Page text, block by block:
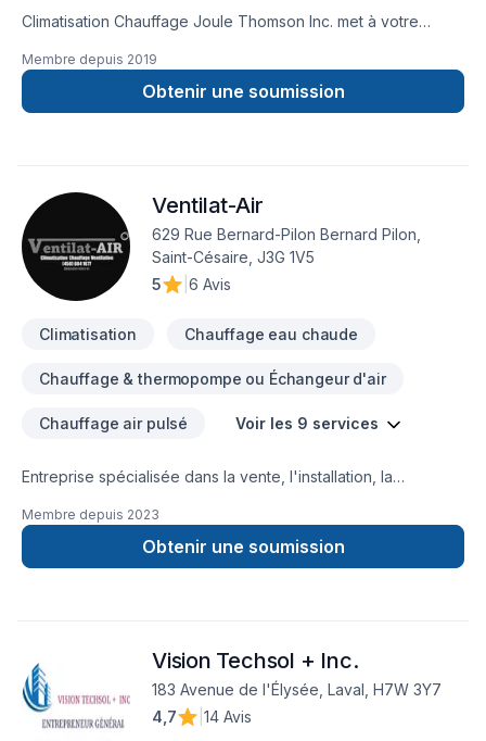
Climatisation Chauffage Joule Thomson Inc. met à votre
Climatisation pour embellir vos espaces à Eastern
Ontario,Montérégie. Grâce à notre approche centrée sur le
client, nous proposons des solutions adaptées à vos besoins
centré sur vos besoins et vos aspirations.
Membre depuis 2019
Obtenir une soumission
Ventilat-Air
629 Rue Bernard-Pilon Bernard Pilon,
Saint-Césaire, J3G 1V5
5
6 Avis
Climatisation Chauffage eau chaude
Chauffage & thermopompe ou Échangeur d'air
Chauffage air pulsé Voir les 9 services
Entreprise spécialisée dans la vente, l'installation, la
chauffage / ventilation résidentiel & commercial tel que:-
Thermopompe (murale/ centrale)-Échangeur d'air -Système
CVC au toit (commercial)-Petite réfrigération (commercial)
Membre depuis 2023
Obtenir une soumission
Vision Techsol + Inc.
183 Avenue de l'Élysée, Laval, H7W 3Y7
4,7
14 Avis